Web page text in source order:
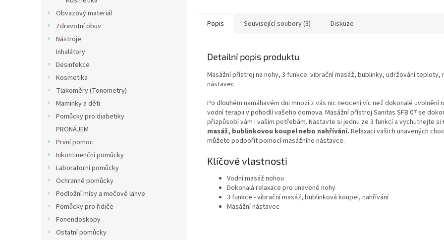
Obvazový materiál
Zdravotní obuv
Nástroje
Inhalátory
Desinfekce
Kosmetika
Tlakoměry (Tonometry)
Maminky a děti
Pomůcky pro diabetiky
PRONÁJEM
První pomoc
Inkontinenční pomůcky
Laboratorní pomůcky
Ochranné pomůcky
Podložní mísy a močové lahve
Pomůcky pro řidiče
Fonendoskopy
Ostatní pomůcky
Popis Související soubory (3) Diskuze
Detailní popis produktu
Masážní přístroj na nohy, 3 funkce: vibrační masáž, bublinky, udržování teploty,
nástavec
Po dlouhém namáhavém dni mnozí z vás nic neocení víc než dokonalé uvolnění
vodní terapii v pohodlí vašeho domova. Masážní přístroj Sanitas SFB 07 se
přizpůsobí vám i vašim potřebám. Nastavte si jednu ze 3 funkcí a vychutnejte si
masáž, bublinkovou koupel nebo nahřívání. Relaxaci vašich unavených
můžete podpořit pomocí masážního nástavce.
Klíčové vlastnosti
Vodní masáž nohou
Dokonalá relaxace pro unavené nohy
3 funkce - vibrační masáž, bublinková koupel, nahřívání
Masážní nástavec